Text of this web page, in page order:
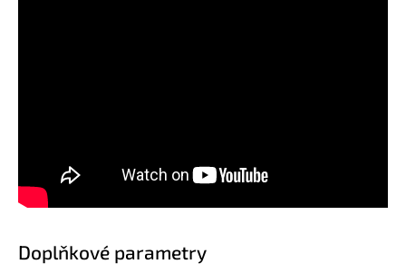
Doplňkové parametry